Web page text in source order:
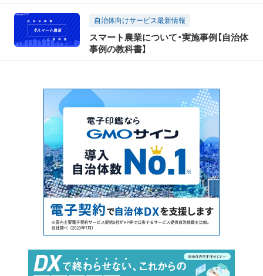
自治体向けサービス最新情報
スマート農業について・実施事例【自治体
事例の教科書】